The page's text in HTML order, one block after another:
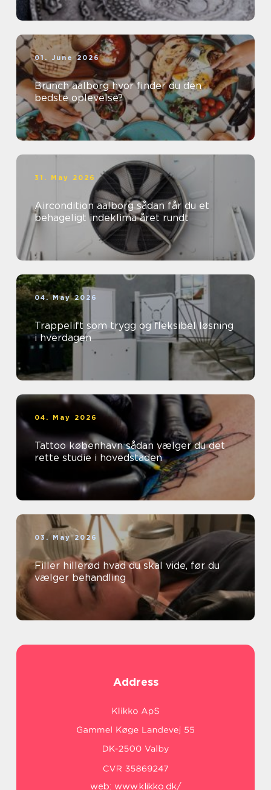
01. June 2026
Brunch aalborg hvor finder du den
bedste oplevelse?
31. May 2026
Aircondition aalborg sådan får du et
behageligt indeklima året rundt
04. May 2026
Trappelift som trygg og fleksibel løsning
i hverdagen
04. May 2026
Tattoo københavn sådan vælger du det
rette studie i hovedstaden
03. May 2026
Filler hillerød hvad du skal vide, før du
vælger behandling
Address
web: www.klikko.dk/